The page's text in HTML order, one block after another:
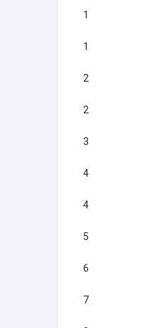
1
1
2
2
3
4
4
5
6
7